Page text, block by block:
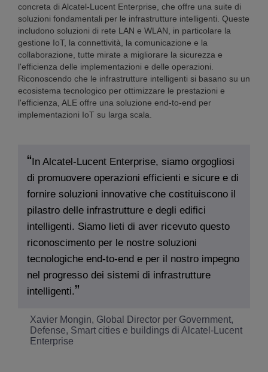
concreta di Alcatel-Lucent Enterprise, che offre una suite di
soluzioni fondamentali per le infrastrutture intelligenti. Queste
includono soluzioni di rete LAN e WLAN, in particolare la
gestione IoT, la connettività, la comunicazione e la
collaborazione, tutte mirate a migliorare la sicurezza e
l'efficienza delle implementazioni e delle operazioni.
Riconoscendo che le infrastrutture intelligenti si basano su un
ecosistema tecnologico per ottimizzare le prestazioni e
l'efficienza, ALE offre una soluzione end-to-end per
implementazioni IoT su larga scala.
In Alcatel-Lucent Enterprise, siamo orgogliosi
di promuovere operazioni efficienti e sicure e di
fornire soluzioni innovative che costituiscono il
pilastro delle infrastrutture e degli edifici
intelligenti. Siamo lieti di aver ricevuto questo
riconoscimento per le nostre soluzioni
tecnologiche end-to-end e per il nostro impegno
nel progresso dei sistemi di infrastrutture
intelligenti.
Xavier Mongin, Global Director per Government,
Defense, Smart cities e buildings di Alcatel-Lucent
Enterprise